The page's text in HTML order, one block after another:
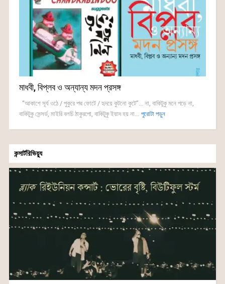
মাধবী, বিপ্লব ও অন্যান্য মদন প্রসঙ্গ
“আকাশে সূর্য ওঠে / পুকুরে পদ্ম ফোটে / হৃদয়ে কুটনো কুটে”... না, বাকিটুকু মনে পড়ে না,
বাকিটুকু সেন্সর্ড, মাইরি বলচি ঠাকুরপো, বাকিটুকু ইয়াদ হয় না... পুরোটা পড়ুন
কন্সার্টরিভিয়্যু